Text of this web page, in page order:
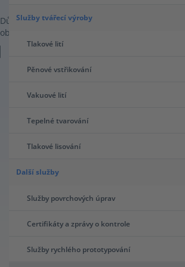
Služby tvářecí výroby
Tlakové lití
Pěnové vstřikování
Vakuové lití
Tepelné tvarování
Tlakové lisování
Další služby
Služby povrchových úprav
Certifikáty a zprávy o kontrole
Služby rychlého prototypování
Důvěřuje nám více než 70 000 inženýrů a
oblasti nákupu po celém světě
Podívejte se na
zjistěte více o
cenových nabídek na